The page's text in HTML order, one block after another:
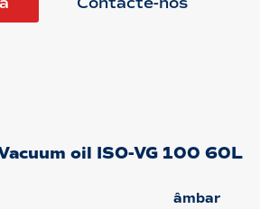
oil ISO-VG 100 60L
âmbar